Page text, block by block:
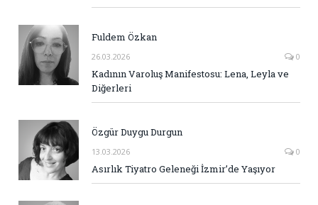
Fuldem Özkan
26.03.2026 0
Kadının Varoluş Manifestosu: Lena, Leyla ve
Diğerleri
Özgür Duygu Durgun
13.03.2026 0
Asırlık Tiyatro Geleneği İzmir’de Yaşıyor